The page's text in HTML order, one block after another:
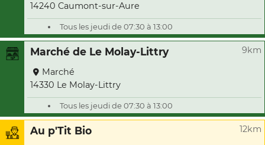
14240 Caumont-sur-Aure
Tous les jeudi de 07:30 à 13:00
Marché de Le Molay-Littry 9km
Marché
14330 Le Molay-Littry
Tous les jeudi de 07:30 à 13:00
Au p'Tit Bio 12km